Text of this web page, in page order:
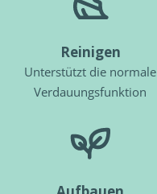
Reinigen
Unterstützt die normale
Verdauungsfunktion